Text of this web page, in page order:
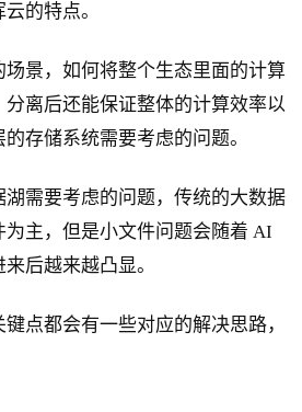
的特点。
景，如何将整个生态里面的计算
离后还能保证整体的计算效率以
存储系统需要考虑的问题。
需要考虑的问题，传统的大数据
主，但是小文件问题会随着 AI
后越来越凸显。
点都会有一些对应的解决思路，